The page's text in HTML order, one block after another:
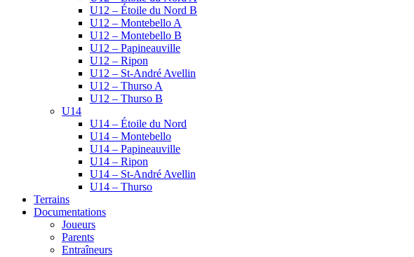
U12 – Étoile du Nord B
U12 – Montebello A
U12 – Montebello B
U12 – Papineauville
U12 – Ripon
U12 – St-André Avellin
U12 – Thurso A
U12 – Thurso B
U14
U14 – Étoile du Nord
U14 – Montebello
U14 – Papineauville
U14 – Ripon
U14 – St-André Avellin
U14 – Thurso
Terrains
Documentations
Joueurs
Parents
Entraîneurs